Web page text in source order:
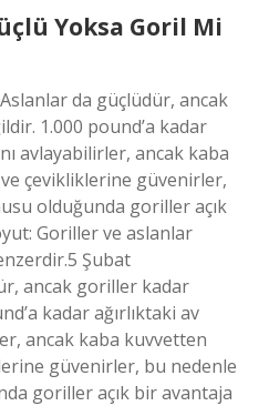
Yoksa Goril Mi
da güçlüdür, ancak
1.000 pound’a kadar
avlayabilirler, ancak kaba
çevikliklerine güvenirler,
olduğunda goriller açık
Goriller ve aslanlar
Şubat
ancak goriller kadar
kadar ağırlıktaki av
ancak kaba kuvvetten
güvenirler, bu nedenle
goriller açık bir avantaja